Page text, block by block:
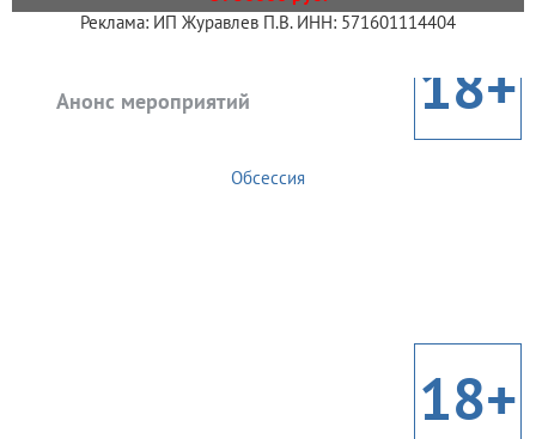
Реклама: ИП Журавлев П.В. ИНН: 571601114404
Анонс мероприятий 18+
Обсессия
18+